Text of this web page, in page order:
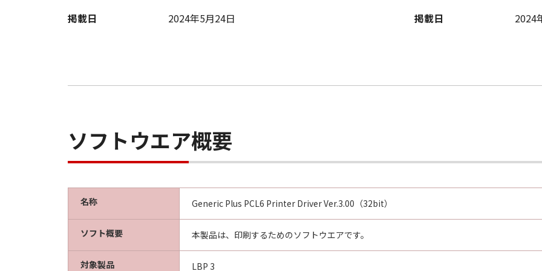
9. U.S. GOVERNMENT RESTRICTED RIGHTS NOTICE
used in 48 C.F.R. 12.212 (September 1995). Consistent with 48 C.F.R. 12.212 and 48 C.F.R.
10. SEVERABILITY
In the event that any section hereof is declared or found to be illegal by any court or tribunal
remain in full force and effect.
11. ACKNOWLEDGEMENT
BY CLICKING THE BUTTON INDICATING YOUR ACCEPTANCE AS STATED BELOW OR INSTALLING
ACKNOWLEDGE THAT YOU HAVE READ THIS AGREEMENT, UNDERSTOOD IT, AND AGREE TO BE
CONDITIONS. YOU ALSO AGREE THAT THIS AGREEMENT IS THE COMPLETE AND EXCLUSIVE
掲載日
2024年5月24日
掲載日
2024
ソフトウエア概要
名称 Generic Plus PCL6 Printer Driver Ver.3.00（32bit）
ソフト概要 本製品は、印刷するためのソフトウエアです。
対象製品 LBP 3